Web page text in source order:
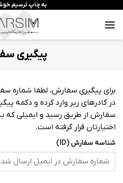
محتوا
به چاپ ترسیم
پیگیری
برای پیگیری سفارش، لطفا شماره
در کادرهای زیر وارد کرده و دکمه
سفارش از طریق رسید و ایمیلی که
اختیارتان قرار گرفته است.
شناسه سفارش (ID)